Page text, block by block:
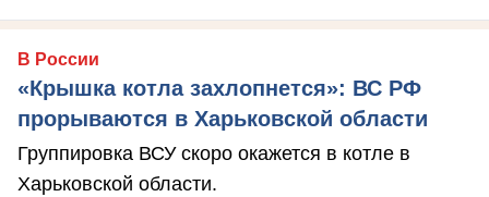
В России
«Крышка котла захлопнется»: ВС РФ
прорываются в Харьковской области
Группировка ВСУ скоро окажется в котле в
Харьковской области.